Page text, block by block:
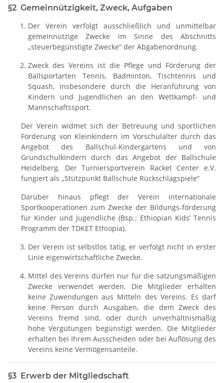
§2 Gemeinnützigkeit, Zweck, Aufgaben
Der Verein verfolgt ausschließlich und unmittelbar
gemeinnützige Zwecke im Sinne des Abschnitts
„steuerbegünstigte Zwecke“ der Abgabenordnung.
Zweck des Vereins ist die Pflege und Förderung der
Ballsportarten Tennis, Badminton, Tischtennis und
Squash, insbesondere durch die Heranführung von
Kindern und Jugendlichen an den Wettkampf- und
Mannschaftssport.
Der Verein widmet sich der Betreuung und sportlichen
Förderung von Kleinkindern im Vorschulalter durch das
Angebot des Ballschul-Kindergartens und von
Grundschulkindern durch das Angebot der Ballschule
Heidelberg. Der Turniersportverein Racket Center e.V.
fungiert als „Stützpunkt Ballschule Rückschlagspiele“
Darüber hinaus pflegt der Verein internationale
Sportkooperationen zum Zwecke der Bildungs-förderung
für Kinder und Jugendliche (Bsp.: Ethiopian Kids’ Tennis
Programm der TDKET Ethiopia).
Der Verein ist selbstlos tätig, er verfolgt nicht in erster
Linie eigenwirtschaftliche Zwecke.
Mittel des Vereins dürfen nur für die satzungsmäßigen
Zwecke verwendet werden. Die Mitglieder erhalten
keine Zuwendungen aus Mitteln des Vereins. Es darf
keine Person durch Ausgaben, die dem Zweck des
Vereins fremd sind, oder durch unverhältnismäßig
hohe Vergütungen begünstigt werden. Die Mitglieder
erhalten bei Ihrem Ausscheiden oder bei Auflösung des
Vereins keine Vermögensanteile.
§3 Erwerb der Mitgliedschaft